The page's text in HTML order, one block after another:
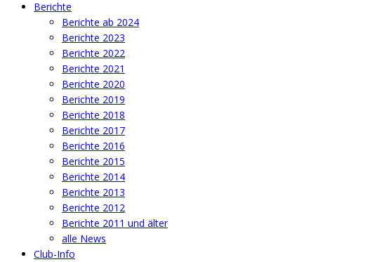
Berichte
Berichte ab 2024
Berichte 2023
Berichte 2022
Berichte 2021
Berichte 2020
Berichte 2019
Berichte 2018
Berichte 2017
Berichte 2016
Berichte 2015
Berichte 2014
Berichte 2013
Berichte 2012
Berichte 2011 und älter
alle News
Club-Info